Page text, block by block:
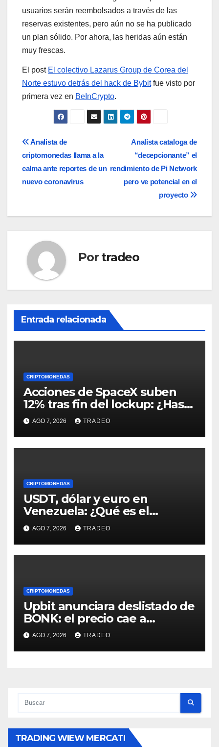
usuarios serán reembolsados a través de las
reservas existentes, pero aún no se ha publicado
un plan sólido. Por ahora, las heridas aún están
muy frescas.
El post El colectivo Lazarus Group de Corea del
Norte estuvo detrás del hack de Bybitfue visto por
primera vez en BeInCrypto.
Navegación
de
entradas
Analista cataloga de
“decepcionante” el
rendimiento de Pi Network
pero ve potencial en el
proyecto
Analista de
criptomonedas llama a la
calma ante reportes de un
nuevo coronavirus
Por tradeo
Entrada relacionada
CRIPTOMONEDAS
Acciones de SpaceX suben
12% tras fin del lockup: ¿Hasta
dónde podrían llegar en
agosto?
AGO 7, 2026 TRADEO
CRIPTOMONEDAS
USDT, dólar y euro en
Venezuela: ¿Qué es el
fenómeno “Rockets and
Feathers”?
AGO 7, 2026 TRADEO
CRIPTOMONEDAS
Upbit anunciara deslistado de
BONK: el precio cae a
mínimos 3 años
AGO 7, 2026 TRADEO
TRADING WIEW MERCATI